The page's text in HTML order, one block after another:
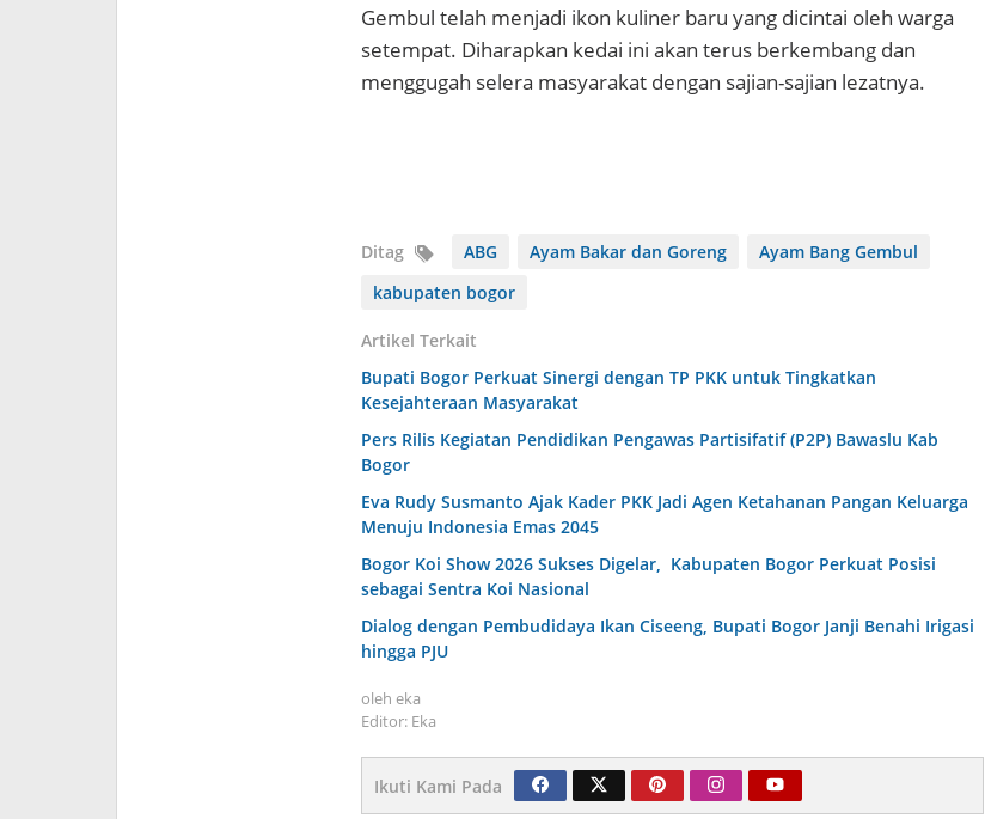
Gembul telah menjadi ikon kuliner baru yang dicintai oleh warga
setempat. Diharapkan kedai ini akan terus berkembang dan
menggugah selera masyarakat dengan sajian-sajian lezatnya.
Ditag ABG Ayam Bakar dan Goreng
Ayam Bang Gembul
kabupaten bogor
Artikel Terkait
Bupati Bogor Perkuat Sinergi dengan TP PKK untuk Tingkatkan
Kesejahteraan Masyarakat
Pers Rilis Kegiatan Pendidikan Pengawas Partisifatif (P2P) Bawaslu Kab
Bogor
Eva Rudy Susmanto Ajak Kader PKK Jadi Agen Ketahanan Pangan Keluarga
Menuju Indonesia Emas 2045
Bogor Koi Show 2026 Sukses Digelar, Kabupaten Bogor Perkuat Posisi
sebagai Sentra Koi Nasional
Dialog dengan Pembudidaya Ikan Ciseeng, Bupati Bogor Janji Benahi Irigasi
hingga PJU
oleh eka
Editor: Eka
Ikuti Kami Pada